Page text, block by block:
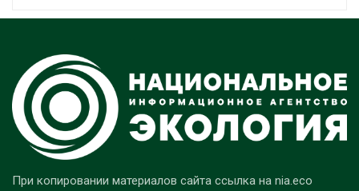
При копировании материалов сайта ссылка на nia.eco